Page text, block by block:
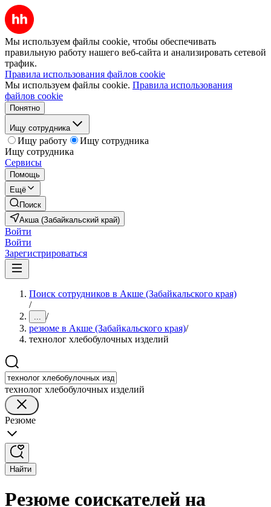
Мы используем файлы cookie, чтобы обеспечивать
правильную работу нашего веб-сайта и анализировать сетевой
трафик.
Правила использования файлов cookie
Мы используем файлы cookie. Правила использования
файлов cookie
Понятно
Ищу сотрудника
Ищу работу
Ищу сотрудника
Ищу сотрудника
Сервисы
Помощь
Ещё
Поиск
Акша (Забайкальский край)
Войти
Войти
Зарегистрироваться
Поиск сотрудников в Акше (Забайкальского края)
/
... /
резюме в Акше (Забайкальского края)/
технолог хлебобулочных изделий
технолог хлебобулочных изделий
Резюме
Найти
Резюме соискателей на